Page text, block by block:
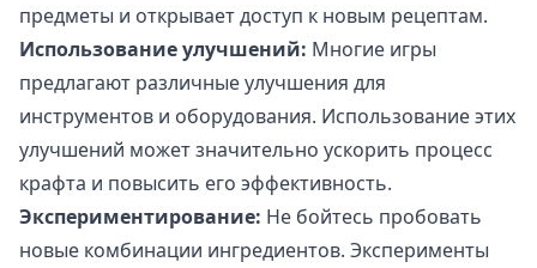
предметы и открывает доступ к новым рецептам.
Использование улучшений: Многие игры
предлагают различные улучшения для
инструментов и оборудования. Использование этих
улучшений может значительно ускорить процесс
крафта и повысить его эффективность.
Экспериментирование: Не бойтесь пробовать
новые комбинации ингредиентов. Эксперименты